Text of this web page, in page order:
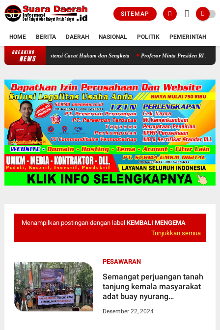
SITEMAP
HOME BERITA DAERAH NASIONAL POLITIK PEMERINTAH
BREAKING
NEWS Soroti Jadwal Pengisian BPD, DPRD Sragen Waspadai Potensi Cacat
Menampilkan postingan dengan label KEMBALI MENGEMA
Tunjukkan semua
PESAWARAN
Semangat perjuangan tanah
tanjung kemala masyarakat
adat buay nyurang
Desember 22, 2024